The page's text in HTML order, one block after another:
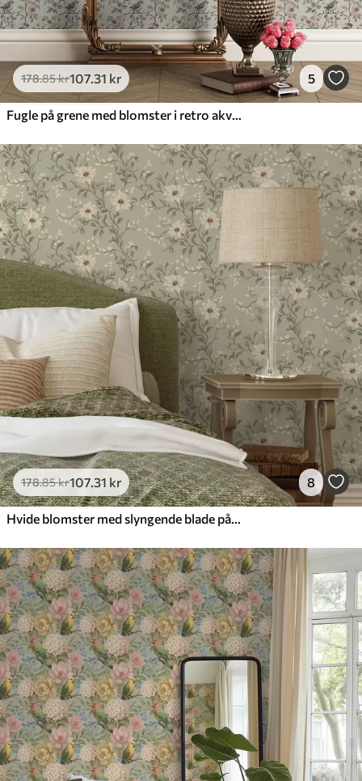
178.85kr107.31 kr 5
Fugle på grene med blomster i retro akvarel-stil
178.85kr107.31 kr 8
Hvide blomster med slyngende blade på lys baggrund